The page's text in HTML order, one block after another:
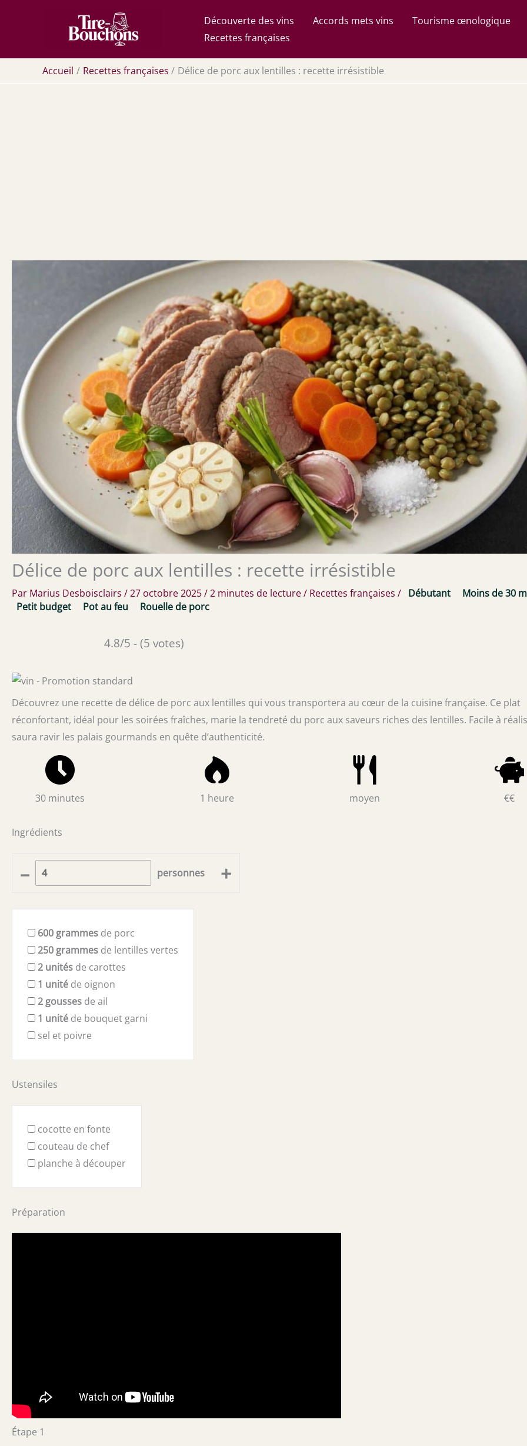
Découverte des vins Accords mets vins
Tourisme œnologique
Recettes françaises
Accueil Recettes françaises Délice de porc aux lentilles : recette irrésistible
Délice de porc aux lentilles : recette irrésistible
Par Marius Desboisclairs /27 octobre 2025/2 minutes de lecture/ Recettes françaises / Débutant
Moins de 30
Petit budget
Pot au feu Rouelle de porc
4.8/5 - (5 votes)
Découvrez une recette de délice de porc aux lentilles qui vous transportera au cœur de la cuisine française. Ce plat
réconfortant, idéal pour les soirées fraîches, marie la tendreté du porc aux saveurs riches des lentilles. Facile à
saura ravir les palais gourmands en quête d’authenticité.
30 minutes 1 heure moyen €€
Ingrédients
– personnes +
600 grammes de porc
250 grammes de lentilles vertes
2 unités de carottes
1 unité de oignon
2 gousses de ail
1 unité de bouquet garni
sel et poivre
Ustensiles
cocotte en fonte
couteau de chef
planche à découper
Préparation
Étape 1